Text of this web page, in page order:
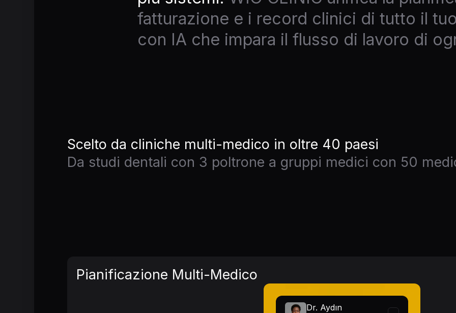
fatturazione e i record clinici di tutto il
con IA che impara il flusso di lavoro di
Scelto da cliniche multi-medico in oltre 40 paesi
Da studi dentali con 3 poltrone a gruppi medici con 50
Pianificazione Multi-Medico
Dr. Aydın